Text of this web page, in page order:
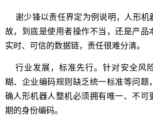
谢少锋以责任界定为例说明，人形机
故，到底是使用者操作不当，还是产品
实时、可信的数据链，责任很难分清。
行业发展，标准先行。针对安全风
糊、企业编码规则缺乏统一标准等问题
确人形机器人整机必须拥有唯一、不可
期的身份编码。